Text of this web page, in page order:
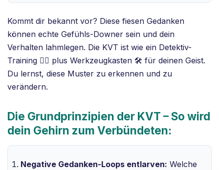
Kommt dir bekannt vor? Diese fiesen Gedanken
können echte Gefühls-Downer sein und dein
Verhalten lahmlegen. Die KVT ist wie ein Detektiv-
Training 🕵️‍♀️ plus Werkzeugkasten 🛠️ für deinen Geist.
Du lernst, diese Muster zu erkennen und zu
verändern.
Die Grundprinzipien der KVT – So wird
dein Gehirn zum Verbündeten:
Negative Gedanken-Loops entlarven: Welche